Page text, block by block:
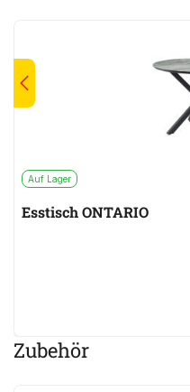
Auf Lager
Esstisch ONTARIO
Zubehör